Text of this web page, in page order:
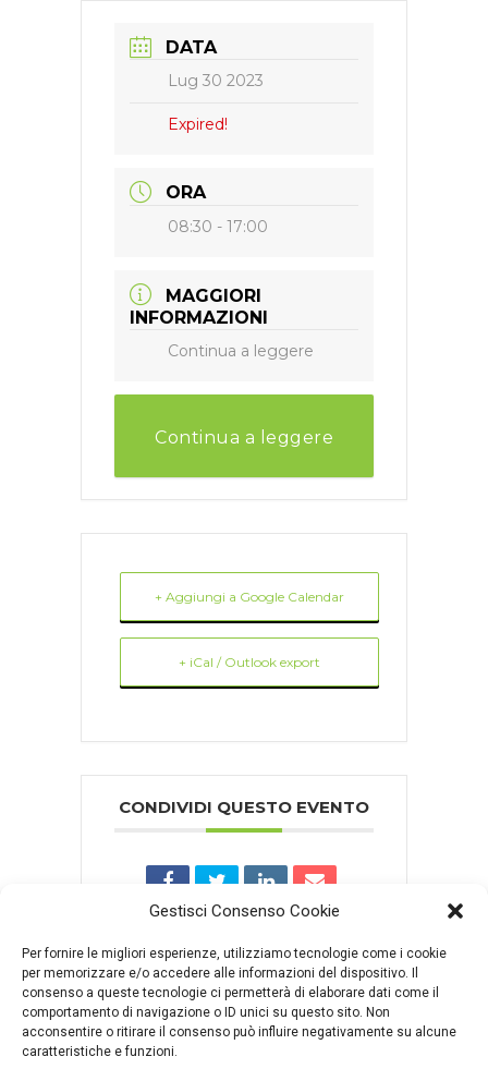
Gestisci Consenso Cookie
Per fornire le migliori esperienze, utilizziamo tecnologie come i cookie
per memorizzare e/o accedere alle informazioni del dispositivo. Il
consenso a queste tecnologie ci permetterà di elaborare dati come il
comportamento di navigazione o ID unici su questo sito. Non
acconsentire o ritirare il consenso può influire negativamente su alcune
caratteristiche e funzioni.
DATA
Lug 30 2023
Expired!
ORA
08:30 - 17:00
MAGGIORI
INFORMAZIONI
Continua a leggere
Continua a leggere
+ Aggiungi a Google Calendar
+ iCal / Outlook export
CONDIVIDI QUESTO EVENTO
Comments are closed.